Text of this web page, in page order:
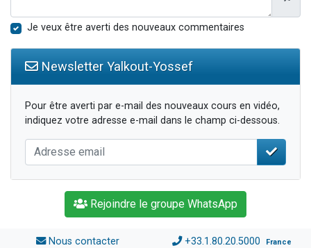
Je veux être averti des nouveaux commentaires
Newsletter Yalkout-Yossef
Pour être averti par e-mail des nouveaux cours en vidéo,
indiquez votre adresse e-mail dans le champ ci-dessous.
Rejoindre le groupe WhatsApp
Nous contacter +33.1.80.20.5000 France